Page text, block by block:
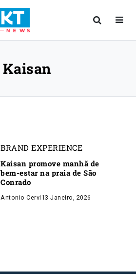
Kaisan
BRAND EXPERIENCE
Kaisan promove manhã de
bem-estar na praia de São
Conrado
Antonio Cervi 13 Janeiro, 2026